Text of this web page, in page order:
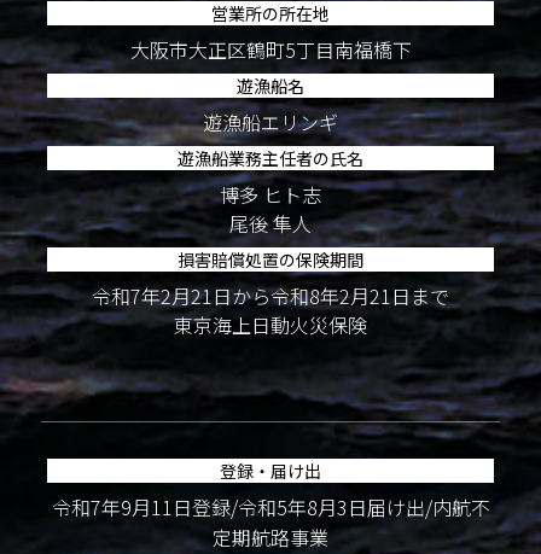
営業所の所在地
大阪市大正区鶴町5丁目南福橋下
遊漁船名
遊漁船エリンギ
遊漁船業務主任者の氏名
博多 ヒト志
尾後 隼人
損害賠償処置の保険期間
令和7年2月21日から令和8年2月21日まで
東京海上日動火災保険
登録・届け出
令和7年9月11日登録/令和5年8月3日届け出/内航不
定期航路事業